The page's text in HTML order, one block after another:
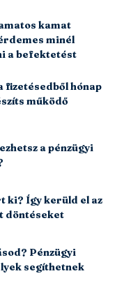
kamat
minél
a befektetést
fizetésedből hónap
működő
a pénzügyi
ki? Így kerüld el az
döntéseket
Pénzügyi
segíthetnek